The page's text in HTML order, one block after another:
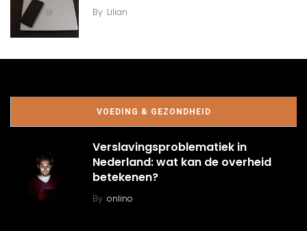
By Lilian
VOEDING & GEZONDHEID
Verslavingsproblematiek in
Nederland: wat kan de overheid
betekenen?
By onlino